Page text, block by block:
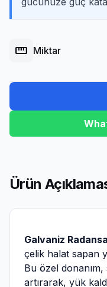
straighten Miktar
Ürün
Galvaniz Radansa
çelik halat sapan
Bu özel donanım,
artırarak, yük